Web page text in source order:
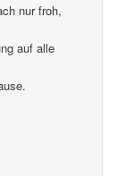
nur froh,
auf alle